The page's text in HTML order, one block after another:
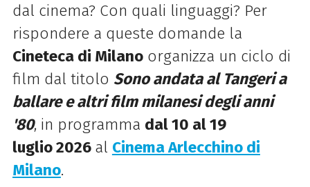
dal cinema? Con quali linguaggi? Per
rispondere a queste domande la
Cineteca di Milanoorganizza un ciclo di
film dal titolo Sono andata al Tangeri a
ballare e altri film milanesi degli anni
'80, in programma dal 10 al 19
luglio 2026 al Cinema Arlecchino di
Milano.